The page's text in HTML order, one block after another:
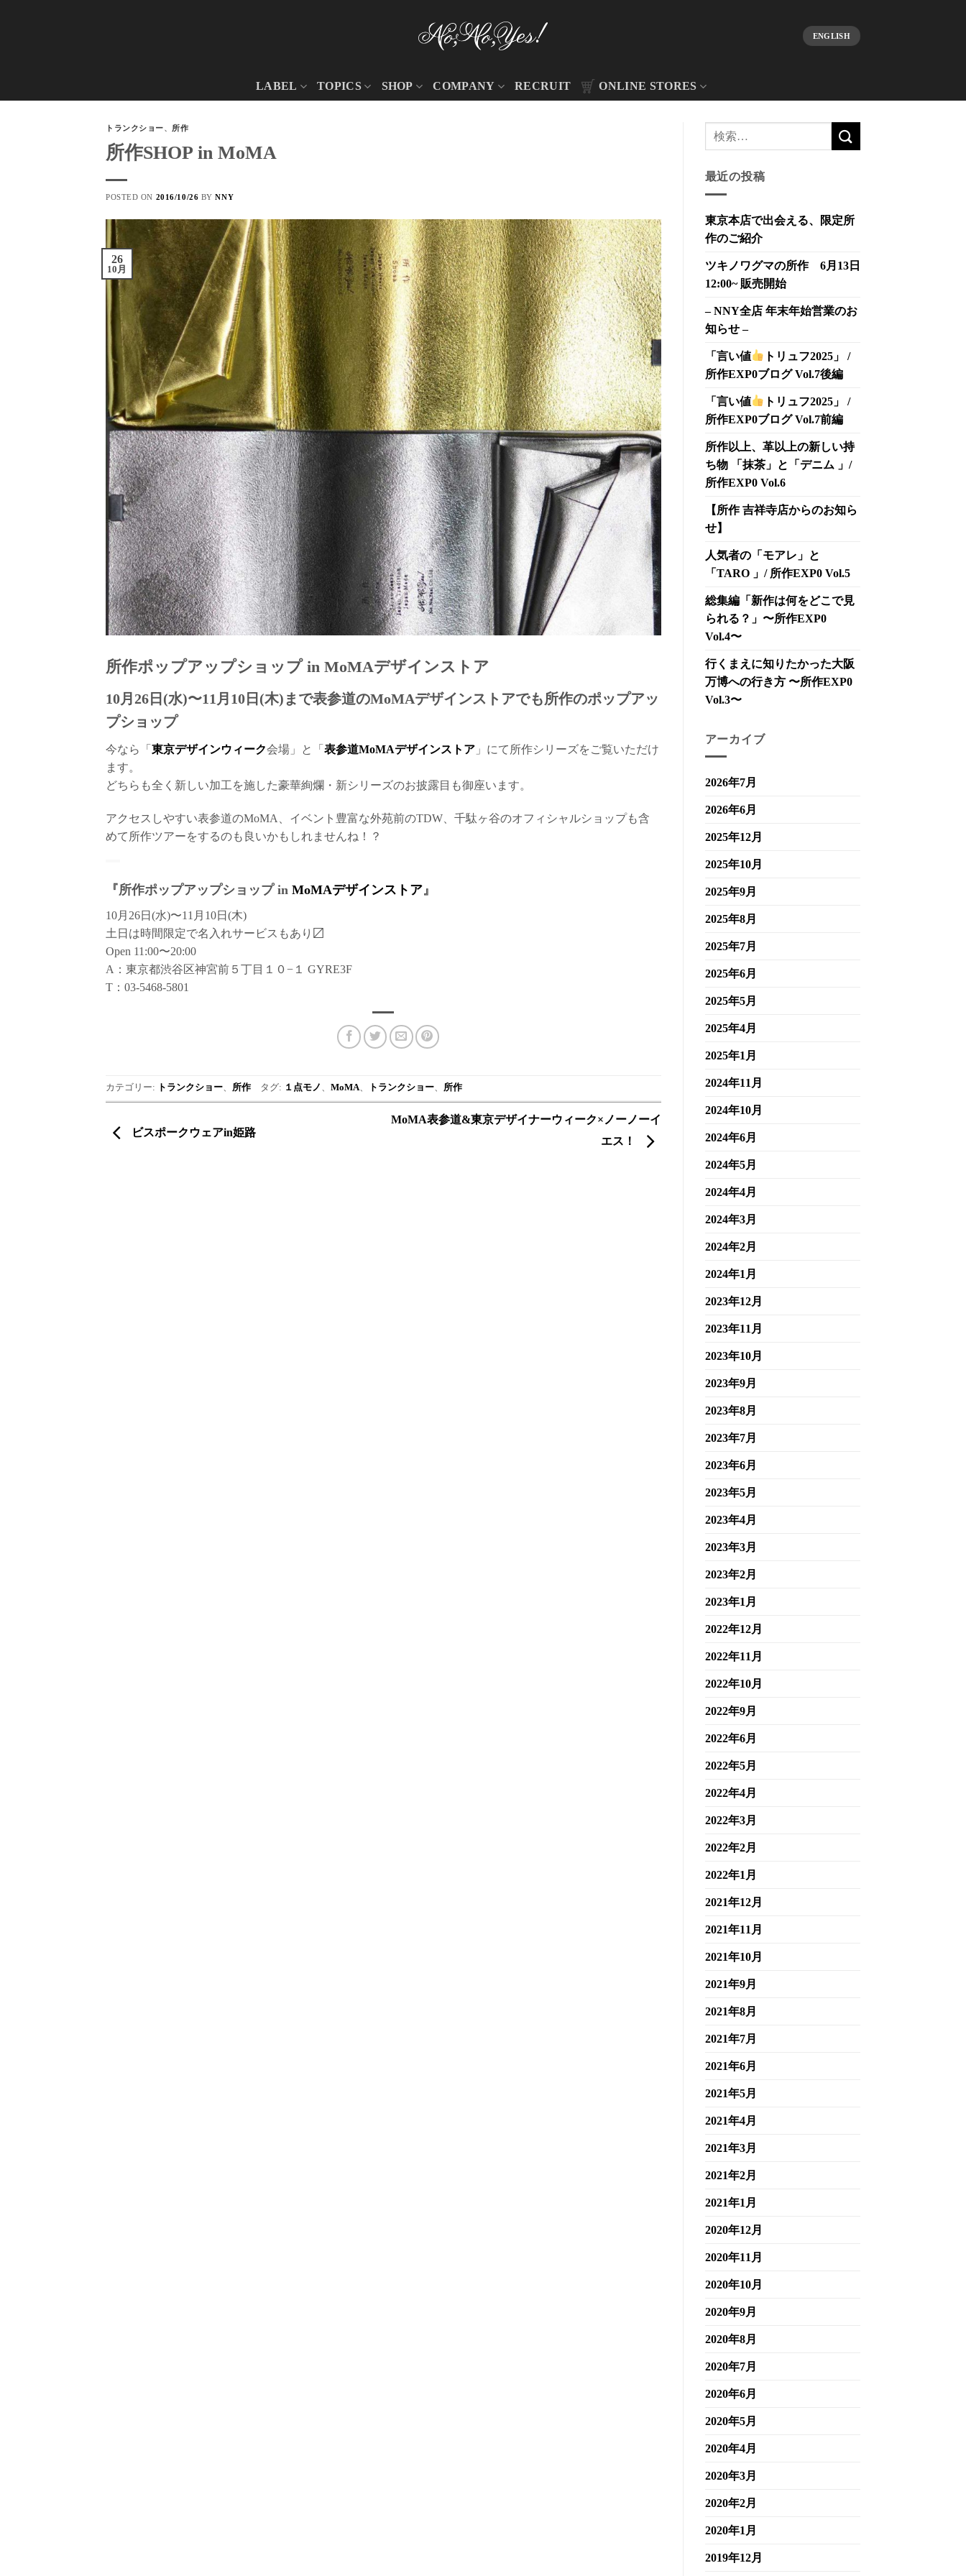
ENGLISH
LABEL TOPICS SHOP COMPANY RECRUIT ONLINE STORES
トランクショー、 所作
所作SHOP in MoMA
POSTED ON 2016/10/26 BYNNY
26
10月
所作ポップアップショップ in MoMAデザインストア
10月26日(水)〜11月10日(木)まで表参道のMoMAデザインストアでも所作のポップアッ
プショップ
今なら「 東京デザインウィーク会場」と「 表参道MoMAデザインストア 」にて所作シリーズをご覧いただけ
ます。
どちらも全く新しい加工を施した豪華絢爛・新シリーズのお披露目も御座います。
アクセスしやすい表参道のMoMA、イベント豊富な外苑前のTDW、千駄ヶ谷のオフィシャルショップも含
めて所作ツアーをするのも良いかもしれませんね！？
『所作ポップアップショップ in MoMAデザインストア』
10月26日(水)〜11月10日(木)
土日は時間限定で名入れサービスもあり〼
Open 11:00〜20:00
A：東京都渋谷区神宮前５丁目１０−１ GYRE3F
T：03-5468-5801
カテゴリー: トランクショー、 所作 タグ: １点モノ 、 MoMA、 トランクショー、 所作
ビスポークウェアin姫路
MoMA表参道&東京デザイナーウィーク×ノーノーイ
エス！
最近の投稿
東京本店で出会える、限定所
作のご紹介
ツキノワグマの所作 6月13日
12:00~ 販売開始
– NNY全店 年末年始営業のお
知らせ –
「言い値
トリュフ2025」 /
所作EXP0ブログ Vol.7後編
「言い値
トリュフ2025」 /
所作EXP0ブログ Vol.7前編
所作以上、革以上の新しい持
ち物 「抹茶」と「デニム 」/
所作EXP0 Vol.6
【所作 吉祥寺店からのお知ら
せ】
人気者の「モアレ」と
「TARO 」/ 所作EXP0 Vol.5
総集編「新作は何をどこで見
られる？」〜所作EXP0
Vol.4〜
行くまえに知りたかった大阪
万博への行き方 〜所作EXP0
Vol.3〜
アーカイブ
2026年7月
2026年6月
2025年12月
2025年10月
2025年9月
2025年8月
2025年7月
2025年6月
2025年5月
2025年4月
2025年1月
2024年11月
2024年10月
2024年6月
2024年5月
2024年4月
2024年3月
2024年2月
2024年1月
2023年12月
2023年11月
2023年10月
2023年9月
2023年8月
2023年7月
2023年6月
2023年5月
2023年4月
2023年3月
2023年2月
2023年1月
2022年12月
2022年11月
2022年10月
2022年9月
2022年6月
2022年5月
2022年4月
2022年3月
2022年2月
2022年1月
2021年12月
2021年11月
2021年10月
2021年9月
2021年8月
2021年7月
2021年6月
2021年5月
2021年4月
2021年3月
2021年2月
2021年1月
2020年12月
2020年11月
2020年10月
2020年9月
2020年8月
2020年7月
2020年6月
2020年5月
2020年4月
2020年3月
2020年2月
2020年1月
2019年12月